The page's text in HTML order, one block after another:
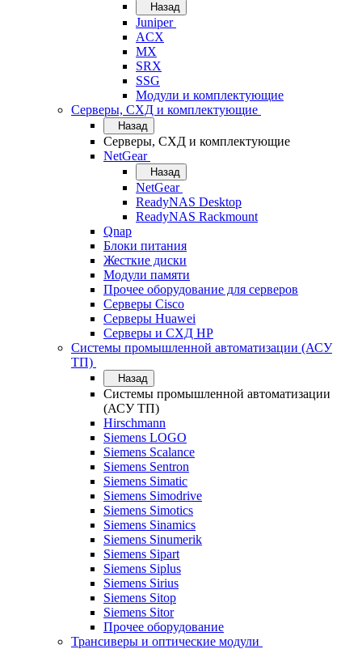
Назад
Juniper
ACX
MX
SRX
SSG
Модули и комплектующие
Серверы, СХД и комплектующие
Назад
Серверы, СХД и комплектующие
NetGear
Назад
NetGear
ReadyNAS Desktop
ReadyNAS Rackmount
Qnap
Блоки питания
Жесткие диски
Модули памяти
Прочее оборудование для серверов
Серверы Cisco
Серверы Huawei
Серверы и СХД HP
Системы промышленной автоматизации (АСУ
ТП)
Назад
Системы промышленной автоматизации
(АСУ ТП)
Hirschmann
Siemens LOGO
Siemens Scalance
Siemens Sentron
Siemens Simatic
Siemens Simodrive
Siemens Simotics
Siemens Sinamics
Siemens Sinumerik
Siemens Sipart
Siemens Siplus
Siemens Sirius
Siemens Sitop
Siemens Sitor
Прочее оборудование
Трансиверы и оптические модули